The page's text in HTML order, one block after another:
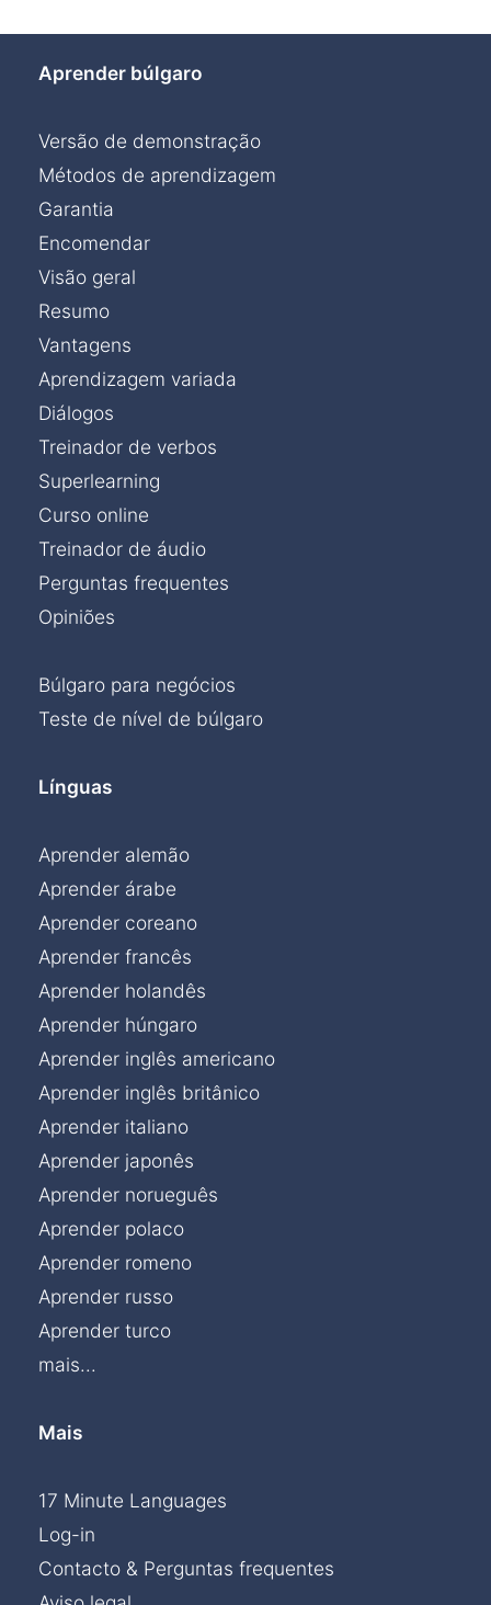
Aprender búlgaro
Versão de demonstração
Métodos de aprendizagem
Garantia
Encomendar
Visão geral
Resumo
Vantagens
Aprendizagem variada
Diálogos
Treinador de verbos
Superlearning
Curso online
Treinador de áudio
Perguntas frequentes
Opiniões
Búlgaro para negócios
Teste de nível de búlgaro
Línguas
Aprender alemão
Aprender árabe
Aprender coreano
Aprender francês
Aprender holandês
Aprender húngaro
Aprender inglês americano
Aprender inglês britânico
Aprender italiano
Aprender japonês
Aprender norueguês
Aprender polaco
Aprender romeno
Aprender russo
Aprender turco
mais...
Mais
17 Minute Languages
Log-in
Contacto & Perguntas frequentes